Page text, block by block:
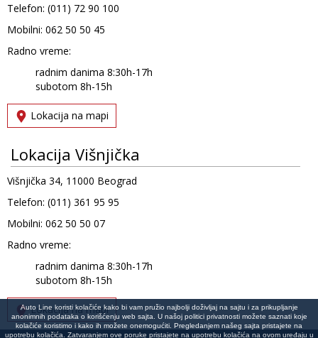
Telefon: (011) 72 90 100
Mobilni: 062 50 50 45
Radno vreme:
radnim danima 8:30h-17h
subotom 8h-15h
Lokacija na mapi
Lokacija Višnjička
Višnjička 34, 11000 Beograd
Telefon: (011) 361 95 95
Mobilni: 062 50 50 07
Radno vreme:
radnim danima 8:30h-17h
subotom 8h-15h
Lokacija na mapi
Auto Line koristi kolačiće kako bi vam pružio najbolji doživljaj na sajtu i za prikupljanje
anonimnih podataka o korišćenju web sajta. U našoj politici privatnosti možete saznati koje
kolačiće koristimo i kako ih možete onemogućiti. Pregledanjem našeg sajta pristajete na
upotrebu kolačića. Zatvaranjem ove poruke pristajete na upotrebu kolačića na ovom uređaju u